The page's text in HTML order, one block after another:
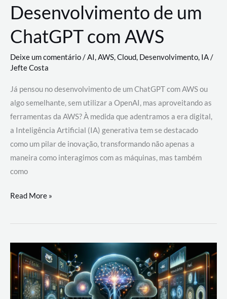
Desenvolvimento de um
ChatGPT com AWS
Deixe um comentário/AI,AWS,Cloud, Desenvolvimento, IA/
Jefte Costa
Já pensou no desenvolvimento de um ChatGPT com AWS ou
algo semelhante, sem utilizar a OpenAI, mas aproveitando as
ferramentas da AWS? À medida que adentramos a era digital,
a Inteligência Artificial (IA) generativa tem se destacado
como um pilar de inovação, transformando não apenas a
maneira como interagimos com as máquinas, mas também
como
Desenvolvimento
um
com
AWS
Read More »